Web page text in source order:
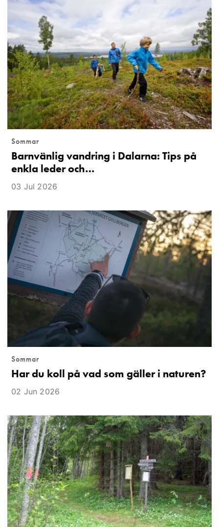
Sommar
Barnvänlig vandring i Dalarna: Tips på
enkla leder och…
03 Jul 2026
Sommar
Har du koll på vad som gäller i naturen?
02 Jun 2026